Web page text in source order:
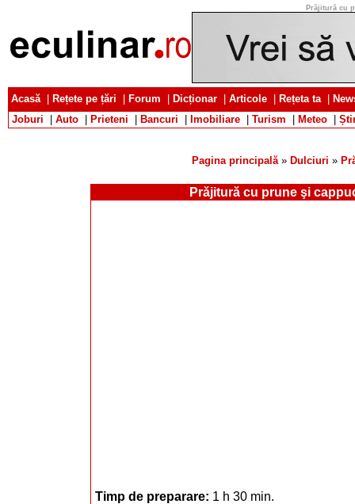
Prăjitură cu
Acasă| Rețete pe țări Forum Dicționar Articole Rețeta ta|
Joburi
Auto Prieteni Bancuri Imobiliare Turism Meteo
Pagina principală» Dulciuri »
Prăjitură cu prune şi
Timp de preparare: 1 h 30 min.